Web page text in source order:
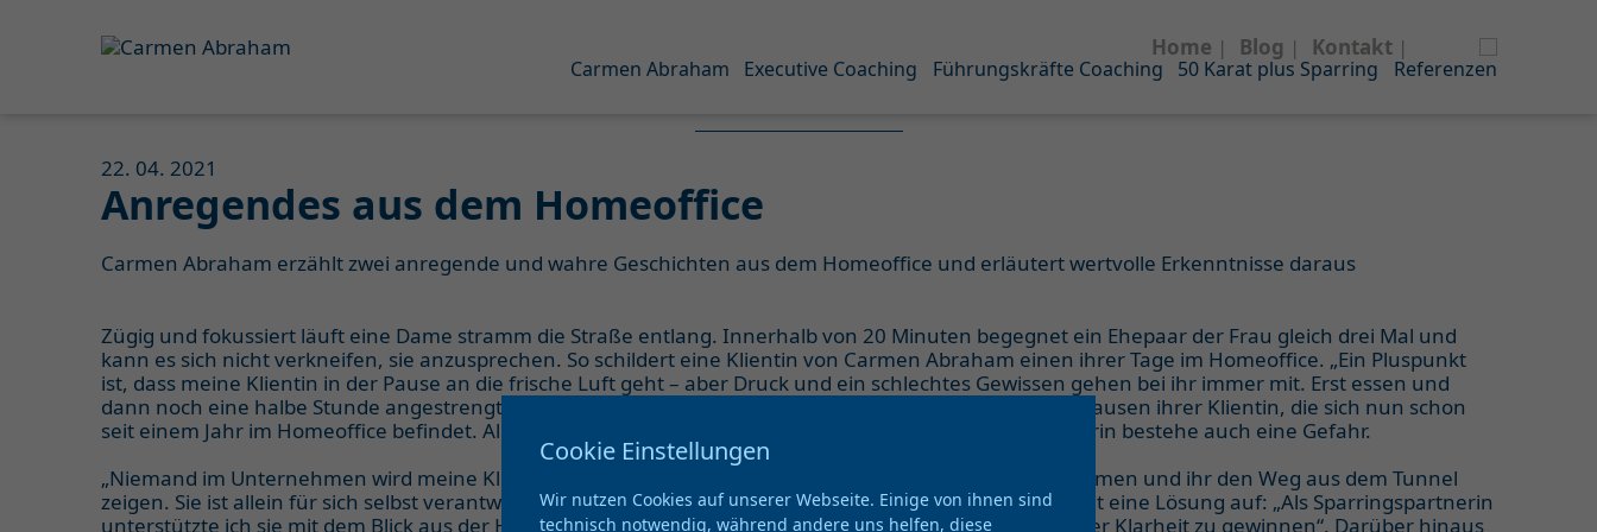
Home Blog Kontakt
Carmen Abraham Executive Coaching Führungskräfte Coaching 50 Karat plus Sparring Referenzen
22. 04. 2021
Anregendes aus dem Homeoffice
Carmen Abraham erzählt zwei anregende und wahre Geschichten aus dem Homeoffice und erläutert wertvolle Erkenntnisse daraus
Zügig und fokussiert läuft eine Dame stramm die Straße entlang. Innerhalb von 20 Minuten begegnet ein Ehepaar der Frau gleich drei Mal und
kann es sich nicht verkneifen, sie anzusprechen. So schildert eine Klientin von Carmen Abraham einen ihrer Tage im Homeoffice. „Ein Pluspunkt
ist, dass meine Klientin in der Pause an die frische Luft geht – aber Druck und ein schlechtes Gewissen gehen bei ihr immer mit. Erst essen und
dann noch eine halbe Stunde angestrengte, freudlose Bewegung“, so beschreibt Carmen Abraham die Pausen ihrer Klientin, die sich nun schon
seit einem Jahr im Homeoffice befindet. Alle Tage laufen bei der Alleinstehenden gleich ab und genau darin bestehe auch eine Gefahr.
„Niemand im Unternehmen wird meine Klientin – und schon gar nicht auf ihrer Ebene – an die Hand nehmen und ihr den Weg aus dem Tunnel
zeigen. Sie ist allein für sich selbst verantwortlich“, erläutert Carmen Abraham die Ausgangslage und zeigt eine Lösung auf: „Als Sparringspartnerin
unterstützte ich sie mit dem Blick aus der Helikopter-Perspektive, den Teufelskreis zu verlassen und wieder Klarheit zu gewinnen“. Darüber hinaus
Cookie Einstellungen
Wir nutzen Cookies auf unserer Webseite. Einige von ihnen sind
technisch notwendig, während andere uns helfen, diese